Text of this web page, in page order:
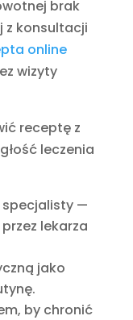
brak
z konsultacji
online
wizyty
receptę z
leczenia
specjalisty —
lekarza
jako
by chronić